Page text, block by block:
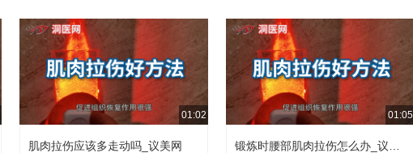
伸展，保持15 - 20秒。锻炼结束以后，可以用泡沫轴在该区域轻轻滚
01:02
肌肉拉伤应该多走动吗_议美网
01:05